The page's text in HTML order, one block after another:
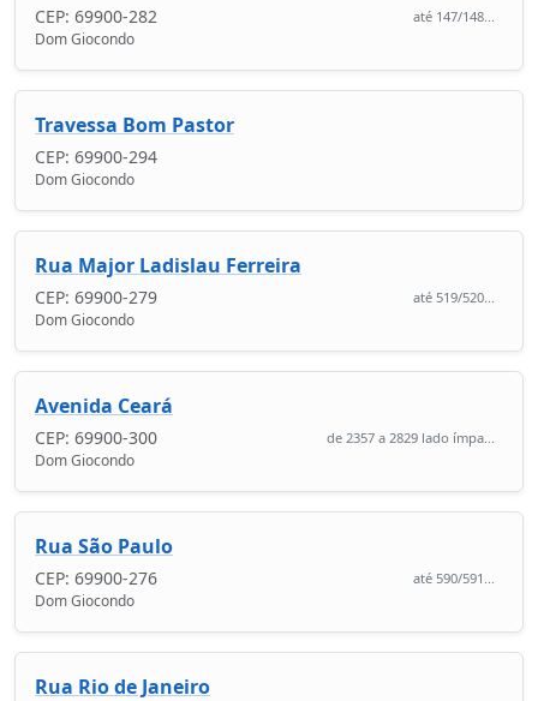
CEP: 69900-282 até 147/148...
Dom Giocondo
Travessa Bom Pastor
CEP: 69900-294
Dom Giocondo
Rua Major Ladislau Ferreira
CEP: 69900-279 até 519/520...
Dom Giocondo
Avenida Ceará
CEP: 69900-300 de 2357 a 2829 lado ímpa...
Dom Giocondo
Rua São Paulo
CEP: 69900-276 até 590/591...
Dom Giocondo
Rua Rio de Janeiro